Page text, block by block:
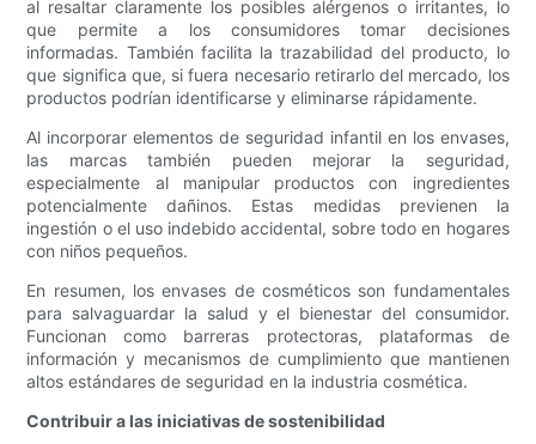
al resaltar claramente los posibles alérgenos o irritantes, lo
que permite a los consumidores tomar decisiones
informadas. También facilita la trazabilidad del producto, lo
que significa que, si fuera necesario retirarlo del mercado, los
productos podrían identificarse y eliminarse rápidamente.
Al incorporar elementos de seguridad infantil en los envases,
las marcas también pueden mejorar la seguridad,
especialmente al manipular productos con ingredientes
potencialmente dañinos. Estas medidas previenen la
ingestión o el uso indebido accidental, sobre todo en hogares
con niños pequeños.
En resumen, los envases de cosméticos son fundamentales
para salvaguardar la salud y el bienestar del consumidor.
Funcionan como barreras protectoras, plataformas de
información y mecanismos de cumplimiento que mantienen
altos estándares de seguridad en la industria cosmética.
Contribuir a las iniciativas de sostenibilidad